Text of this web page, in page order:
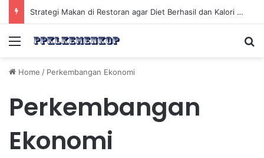
Strategi Makan di Restoran agar Diet Berhasil dan Kalori Tetap Terkontrol
Menu
Home / Perkembangan Ekonomi
Perkembangan
Ekonomi